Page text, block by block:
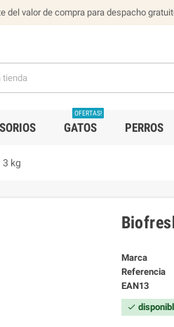
del valor de compra para despacho
GATOS
OFERTAS!
PERROS
3 kg
Marca
Referencia
EAN13
check